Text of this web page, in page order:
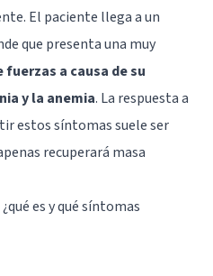
El paciente llega a un
que presenta una muy
fuerzas a causa de su
y la anemia. La respuesta a
estos síntomas suele ser
recuperará masa
es y qué síntomas